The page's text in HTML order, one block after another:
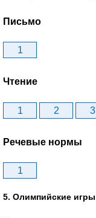
Письмо
1
Чтение
1 2 3
Речевые нормы
1
5. Олимпийские игры